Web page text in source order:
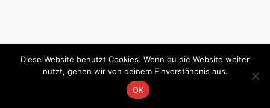
Diese Website benutzt Cookies. Wenn du die Website weiter
nutzt, gehen wir von deinem Einverständnis aus.
OK